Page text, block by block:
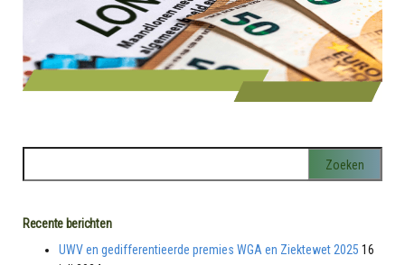
Recente berichten
UWV en gedifferentieerde premies WGA en Ziektewet 2025 16